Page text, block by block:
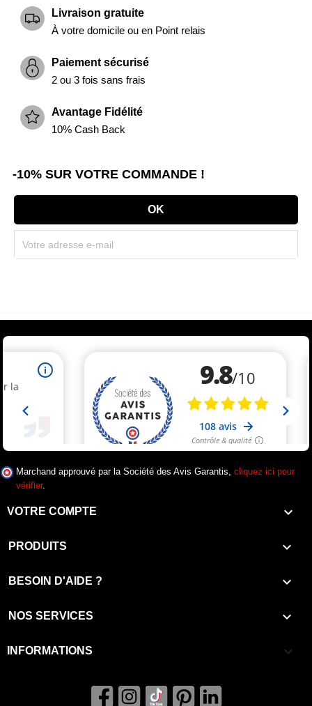
Livraison gratuite
À votre domicile ou en Point relais
Paiement sécurisé
2 ou 3 fois sans frais
Avantage Fidélité
10% Cash Back
-10% SUR VOTRE COMMANDE !
Marchand approuvé par la Société des Avis Garantis, cliquez ici pour
vérifier.
VOTRE COMPTE 
PRODUITS 
BESOIN D'AIDE ? 
NOS SERVICES 
INFORMATIONS keyboard_arrow_down